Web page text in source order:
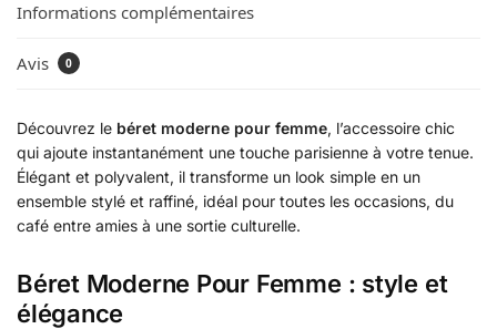
Informations complémentaires
Avis 0
Découvrez le béret moderne pour femme, l’accessoire chic
qui ajoute instantanément une touche parisienne à votre tenue.
Élégant et polyvalent, il transforme un look simple en un
ensemble stylé et raffiné, idéal pour toutes les occasions, du
café entre amies à une sortie culturelle.
Béret Moderne Pour Femme : style et
élégance